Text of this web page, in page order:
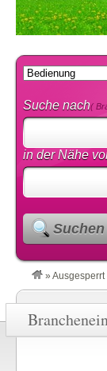
Suche nach(
in der Nähe
Suchen
» Ausgesperrt